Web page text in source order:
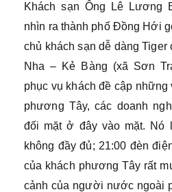
Khách sạn Ông Lê Lương
nhìn ra thành phố Đồng Hới
chủ khách sạn dễ dàng Tiger
Nha – Kẻ Bàng (xã Sơn
phục vụ khách đề cập
phương Tây, các doanh
đối mặt ở đây vào mặt. Nó
không đầy đủ; 21:00 đèn
của khách phương Tây rất
cảnh của người nước ngoài